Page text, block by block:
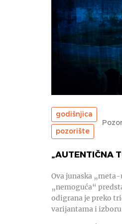
godišnjica
pozorište
„AUTENTIČNA
Ova junaska
„nemoguća“
odigrana je preko
varijantama i